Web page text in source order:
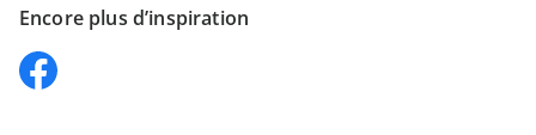
Encore plus d’inspiration